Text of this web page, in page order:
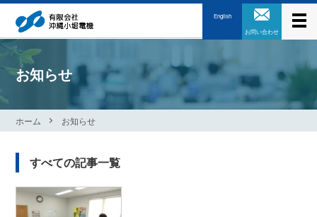
English
お問い合わせ
お知らせ
ホーム お知らせ
すべての記事一覧